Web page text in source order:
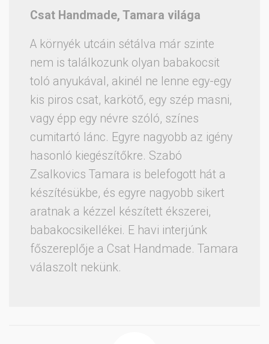
Csat Handmade, Tamara világa
A környék utcáin sétálva már szinte
nem is találkozunk olyan babakocsit
toló anyukával, akinél ne lenne egy-egy
kis piros csat, karkötő, egy szép masni,
vagy épp egy névre szóló, színes
cumitartó lánc. Egyre nagyobb az igény
hasonló kiegészítőkre. Szabó
Zsalkovics Tamara is belefogott hát a
készítésükbe, és egyre nagyobb sikert
aratnak a kézzel készített ékszerei,
babakocsikellékei. E havi interjúnk
főszereplője a Csat Handmade. Tamara
válaszolt nekünk.